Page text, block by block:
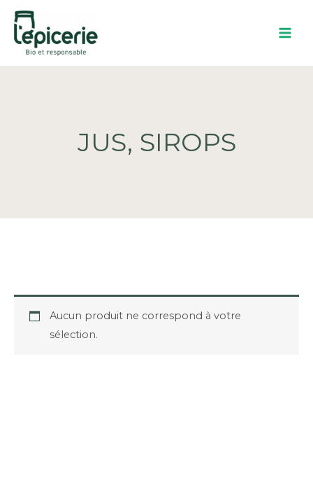
Aller
contenu
JUS, SIROPS
Aucun produit ne correspond à votre
sélection.